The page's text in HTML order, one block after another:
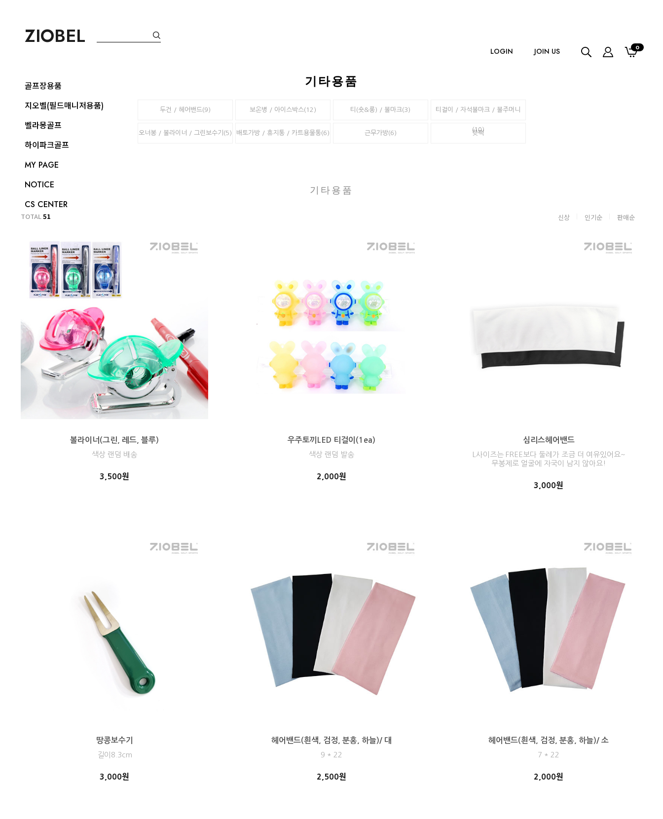
ZIOBEL
LOGIN JOIN US 0
골프장용품
지오벨(필드매니저용품)
벨라몽골프
하이파크골프
MY PAGE
NOTICE
CS CENTER
기타용품
두건 / 헤어밴드(9) 보온병 / 아이스박스(12) 티(숏&롱) / 볼마크(3) 티걸이 / 자석볼마크 / 볼주머니
(10)
오너봉 / 볼라이너 / 그린보수기(5) 배토가방 / 휴지통 / 카트용물통(6) 근무가방(6) 핫팩
기타용품
TOTAL51 신상 인기순 판매순
볼라이너(그린, 레드, 블루)
색상 랜덤 배송
3,500원
우주토끼LED 티걸이(1ea)
색상 랜덤 발송
2,000원
심리스헤어밴드
L사이즈는 FREE보다 둘레가 조금 더 여유있어요~
무봉제로 얼굴에 자국이 남지 않아요!
3,000원
땅콩보수기
길이8.3cm
3,000원
헤어밴드(흰색, 검정, 분홍, 하늘)/ 대
9 * 22
2,500원
헤어밴드(흰색, 검정, 분홍, 하늘)/ 소
7 * 22
2,000원